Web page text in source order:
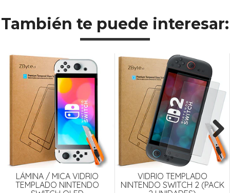
También te puede interesar:
LÁMINA / MICA VIDRIO
TEMPLADO NINTENDO
VIDRIO TEMPLADO
NINTENDO SWITCH 2 (PACK
Next